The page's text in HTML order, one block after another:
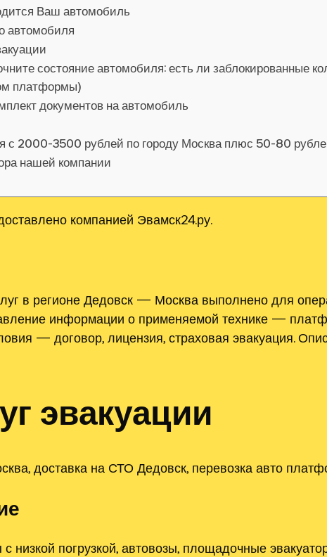
Ваш автомобиль
автомобиля
состояние автомобиля: есть ли заблокированные
платформы)
документов на автомобиль
с 2000-3500 рублей по городу Москва плюс 50-80
нашей компании
компанией Эвамск24.ру.
в регионе Дедовск — Москва выполнено для
информации о применяемой технике —
— договор, лицензия, страховая эвакуация.
эвакуации
доставка на СТО Дедовск, перевозка авто
низкой погрузкой, автовозы, площадочные